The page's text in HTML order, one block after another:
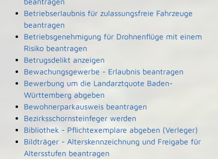
Betriebserlaubnis für zulassungsfreie Fahrzeuge
beantragen
Betriebsgenehmigung für Drohnenflüge mit einem
Risiko beantragen
Betrugsdelikt anzeigen
Bewachungsgewerbe - Erlaubnis beantragen
Bewerbung um die Landarztquote Baden-
Württemberg abgeben
Bewohnerparkausweis beantragen
Bezirksschornsteinfeger werden
Bibliothek - Pflichtexemplare abgeben (Verleger)
Bildträger - Alterskennzeichnung und Freigabe für
Altersstufen beantragen